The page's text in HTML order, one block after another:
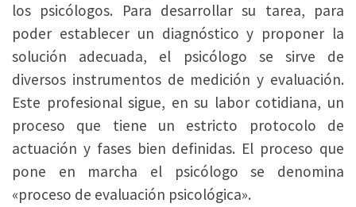
los psicólogos. Para desarrollar su tarea, para
poder establecer un diagnóstico y proponer la
solución adecuada, el psicólogo se sirve de
diversos instrumentos de medición y evaluación.
Este profesional sigue, en su labor cotidiana, un
proceso que tiene un estricto protocolo de
actuación y fases bien definidas. El proceso que
pone en marcha el psicólogo se denomina
«proceso de evaluación psicológica».